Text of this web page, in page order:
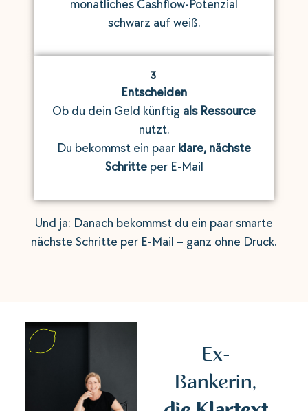
monatliches Cashflow-Potenzial
schwarz auf weiß.
3
Entscheiden
Ob du dein Geld künftig als Ressource
nutzt.
Du bekommst ein paar klare, nächste
Schritteper E-Mail
Und ja: Danach bekommst du ein paar smarte
nächste Schritte per E-Mail – ganz ohne Druck.
Ex-
Bankerin,